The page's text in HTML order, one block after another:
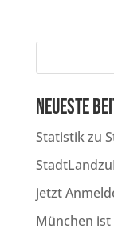
Neueste
Statistik zu
jetzt
München ist